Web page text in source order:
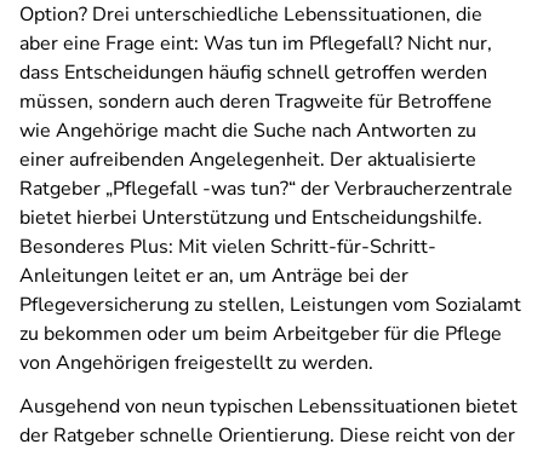
Option? Drei unterschiedliche Lebenssituationen, die
aber eine Frage eint: Was tun im Pflegefall? Nicht nur,
dass Entscheidungen häufig schnell getroffen werden
müssen, sondern auch deren Tragweite für Betroffene
wie Angehörige macht die Suche nach Antworten zu
einer aufreibenden Angelegenheit. Der aktualisierte
Ratgeber „Pflegefall -was tun?“ der Verbraucherzentrale
bietet hierbei Unterstützung und Entscheidungshilfe.
Besonderes Plus: Mit vielen Schritt-für-Schritt-
Anleitungen leitet er an, um Anträge bei der
Pflegeversicherung zu stellen, Leistungen vom Sozialamt
zu bekommen oder um beim Arbeitgeber für die Pflege
von Angehörigen freigestellt zu werden.
Ausgehend von neun typischen Lebenssituationen bietet
der Ratgeber schnelle Orientierung. Diese reicht von der